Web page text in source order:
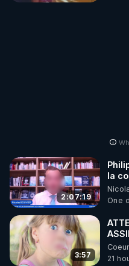
2:07:19
la
One
3:57
21